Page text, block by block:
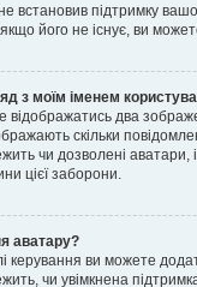
встановив підтримку
його не існує, ви
з моїм іменем
відображатись два
скільки
чи дозволені
цієї заборони.
аватару?
керування ви можете
чи увімкнена